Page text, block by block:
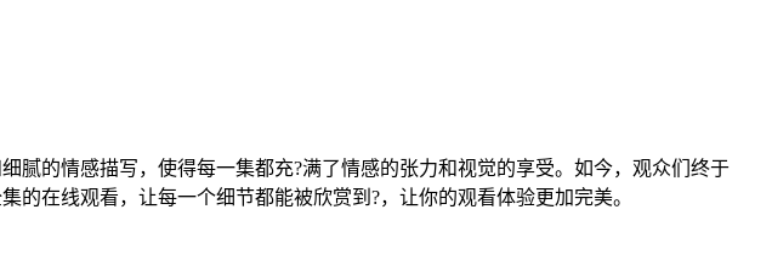
腻的情感描写，使得每一集都充?满了情感的张力和视觉的享受。如今，观众们终于
在线观看，让每一个细节都能被欣赏到?，让你的观看体验更加完美。